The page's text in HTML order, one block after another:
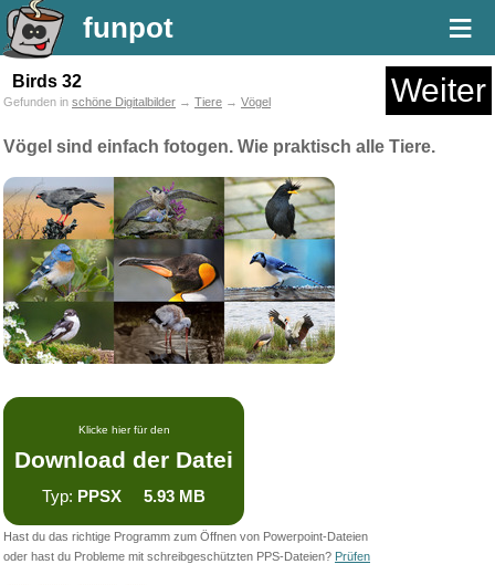
funpot ≡
Birds 32 Weiter
Gefunden in schöne Digitalbilder → Tiere → Vögel
Vögel sind einfach fotogen. Wie praktisch alle Tiere.
Klicke hier für den
Download der Datei
Typ: PPSX 5.93 MB
Hast du das richtige Programm zum Öffnen von Powerpoint-Dateien
oder hast du Probleme mit schreibgeschützten PPS-Dateien? Prüfen